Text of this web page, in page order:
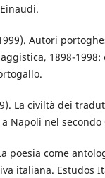
Autori
1898-
La civiltà dei
Napoli nel
poesia come
italiana. Estudos